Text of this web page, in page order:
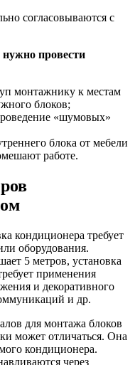
согласовываются с
нужно провести
монтажнику к местам
блоков;
«шумовых»
блока от мебели
работе.
кондиционера требует
оборудования.
5 метров, установка
применения
и декоративного
и др.
для монтажа блоков
может отличаться. Она
кондиционера.
через